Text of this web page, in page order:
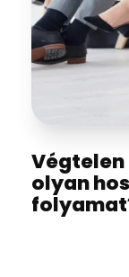
olyan